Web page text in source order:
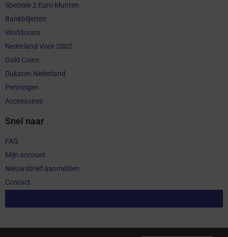
Speciale 2 Euro Munten
Bankbiljetten
Worldcoins
Nederland Voor 2002
Gold Coins
Dukaten Nederland
Penningen
Accessoires
Snel naar
FAQ
Mijn account
Nieuwsbrief aanmelden
Contact